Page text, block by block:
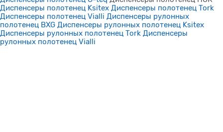
Диспенсеры полотенец Ksitex Диспенсеры полотенец Tork
Диспенсеры полотенец Vialli Диспенсеры рулонных
полотенец BXG Диспенсеры рулонных полотенец Ksitex
Диспенсеры рулонных полотенец Tork Диспенсеры
рулонных полотенец Vialli